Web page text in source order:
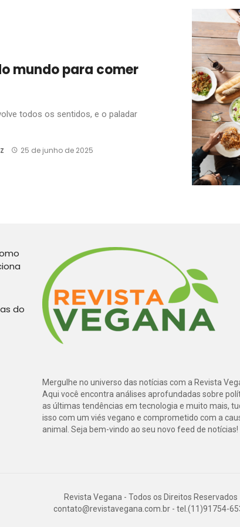
mundo para comer
todos os sentidos, e o paladar
25 de junho de 2025
do
Mergulhe no universo das notícias com a Revista
Aqui você encontra análises aprofundadas sobre
as últimas tendências em tecnologia e muito mais,
isso com um viés vegano e comprometido com a
animal. Seja bem-vindo ao seu novo feed de notícias!
Revista Vegana - Todos os Direitos Reservados
contato@revistavegana.com.br - tel.(11)91754-